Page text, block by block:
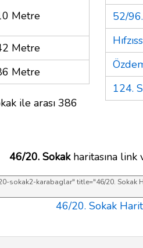
Metre
Metre
Metre
ile arası 386
52/
124.
46/20. Sokakharitasına link
46/20. Sokak